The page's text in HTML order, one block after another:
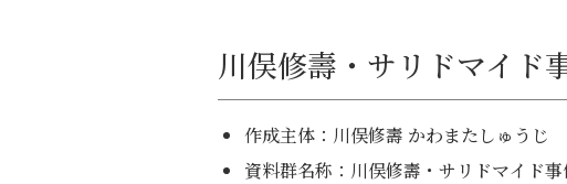
川俣修壽・サリドマイド
作成主体：川俣修壽 かわまたしゅうじ
資料群名称：川俣修壽・サリドマイド